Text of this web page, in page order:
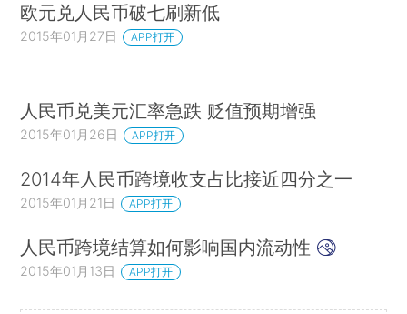
欧元兑人民币破七刷新低
2015年01月27日 APP打开
人民币兑美元汇率急跌 贬值预期增强
2015年01月26日 APP打开
2014年人民币跨境收支占比接近四分之一
2015年01月21日 APP打开
人民币跨境结算如何影响国内流动性
2015年01月13日 APP打开